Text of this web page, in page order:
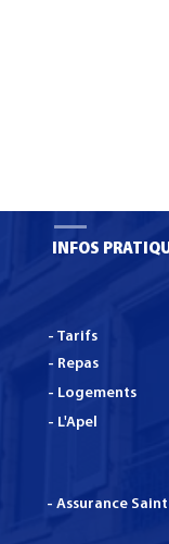
INFOS
- Tarifs
- Repas
- Logements
- L'Apel
- Assurance